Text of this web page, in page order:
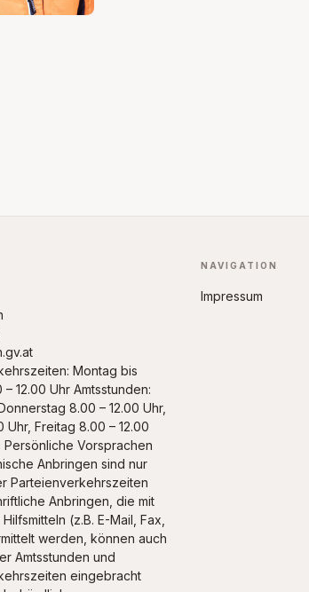
Montag bis
12.00 Uhr Amtsstunden:
8.00 – 12.00 Uhr,
Uhr, Freitag 8.00 – 12.00
Persönliche Vorsprachen
Anbringen sind nur
Parteienverkehrszeiten
Anbringen, die mit
(z.B. E-Mail, Fax,
werden, können auch
Amtsstunden und
eingebracht
NAVIGATION
Impressum